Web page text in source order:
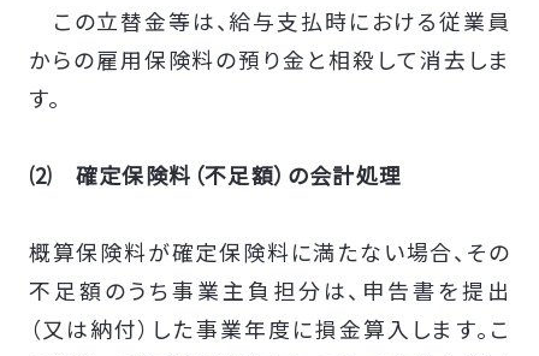
この立替金等は、給与支払時における従業員
からの雇用保険料の預り金と相殺して消去しま
す。
⑵ 確定保険料（不足額）の会計処理
概算保険料が確定保険料に満たない場合、その
不足額のうち事業主負担分は、申告書を提出
（又は納付）した事業年度に損金算入します。こ